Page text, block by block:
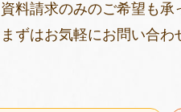
資料請求のみのご希望も承
まずはお気軽にお問い合わ